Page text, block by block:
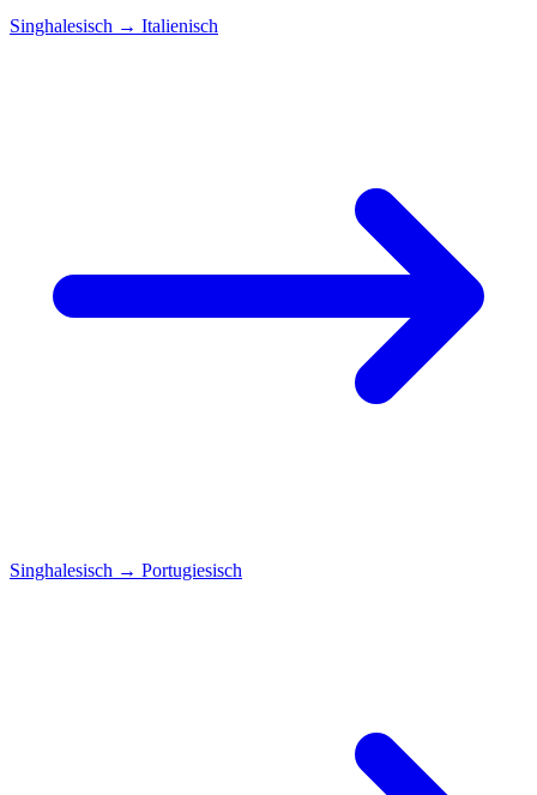
Singhalesisch → Italienisch
Singhalesisch → Portugiesisch